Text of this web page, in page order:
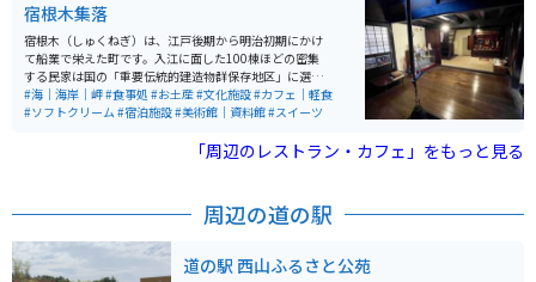
宿根木集落
宿根木（しゅくねぎ）は、江戸後期から明治初期にかけ
て船業で栄えた町です。入江に面した100棟ほどの密集
する民家は国の「重要伝統的建造物群保存地区」に選定
されています。今も人が住んでいますが、民家3棟が有料
公開されており、内部を見学できます。佐渡に来たら是
#海｜海岸｜岬#食事処 #お土産#文化施設#カフェ｜軽食
#ソフトクリーム#宿泊施設#美術館｜資料館#スイーツ
「周辺のレストラン・カフェ」をもっと見る
周辺の道の駅
道の駅 西山ふるさと公苑